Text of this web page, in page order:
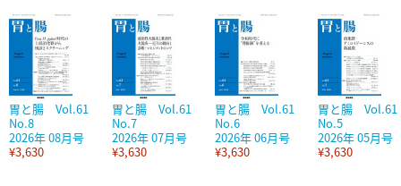
胃と腸 Vol.61
No.8
2026年 08月号
¥3,630
胃と腸 Vol.61
No.7
2026年 07月号
¥3,630
胃と腸 Vol.61
No.6
2026年 06月号
¥3,630
胃と腸 Vol.61
No.5
2026年 05月号
¥3,630